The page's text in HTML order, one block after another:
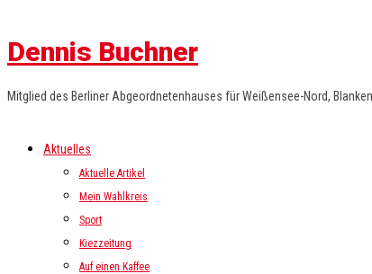
Dennis Buchner
Mitglied des Berliner Abgeordnetenhauses für Weißensee-Nord,
Aktuelles
Aktuelle Artikel
Mein Wahlkreis
Sport
Kiezzeitung
Auf einen Kaffee